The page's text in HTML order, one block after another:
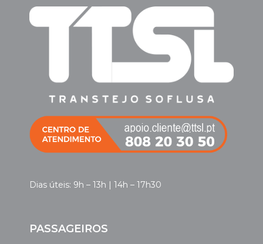
Dias úteis: 9h – 13h | 14h – 17h30
PASSAGEIROS